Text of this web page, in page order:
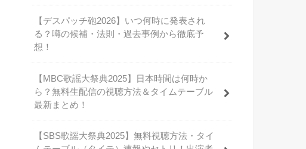
【デスパッチ砲2026】いつ何時に発表され
る？噂の候補・法則・過去事例から徹底予
想！
【MBC歌謡大祭典2025】日本時間は何時か
ら？無料生配信の視聴方法＆タイムテーブル
最新まとめ！
【SBS歌謡大祭典2025】無料視聴方法・タイ